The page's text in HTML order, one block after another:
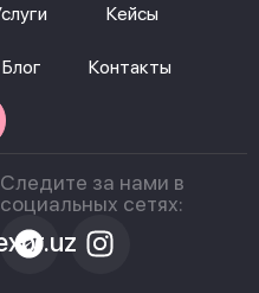
Кейсы
Блог Контакты
Следите за нами в
социальных сетях: